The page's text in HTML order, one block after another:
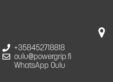
+358452718818
oulu@powergrip.fi
WhatsApp Oulu